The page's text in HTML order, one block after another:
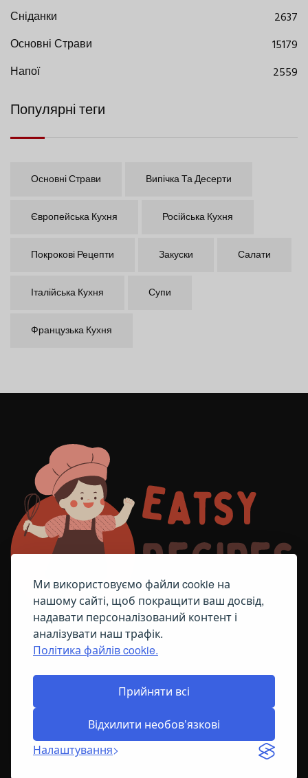
Ми використовуємо файли cookie на
нашому сайті, щоб покращити ваш досвід,
надавати персоналізований контент і
аналізувати наш трафік.
Політика файлів cookie.
Прийняти всі
Відхилити необов’язкові
Налаштування
Сніданки
2637
Основні Страви
15179
Напої
2559
Популярні теги
Основні Страви Випічка Та Десерти
Європейська Кухня Російська Кухня
Покрокові Рецепти Закуски Салати
Італійська Кухня Супи
Французька Кухня
ПОЛІТИКА ЩОДО ФАЙЛІВ COOKIE
© All Right Reserved2026